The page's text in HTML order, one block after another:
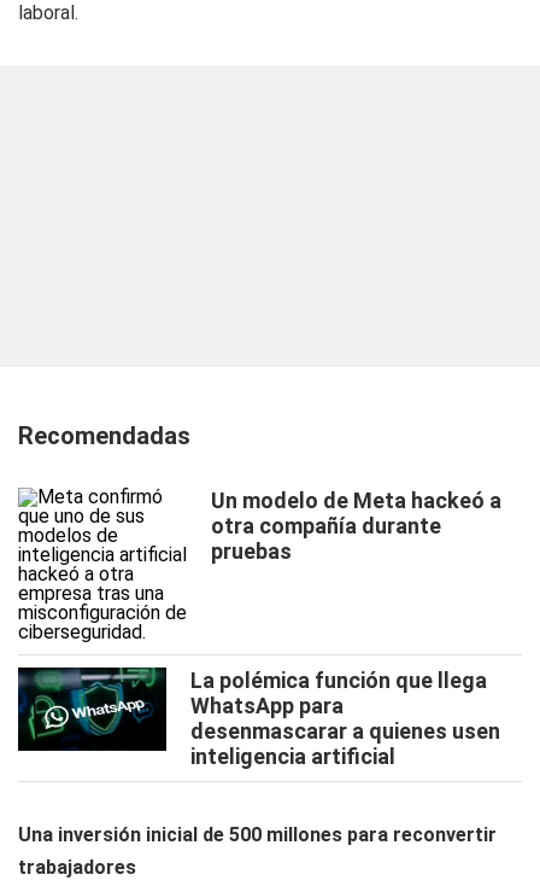
laboral.
Recomendadas
Un modelo de Meta hackeó a
otra compañía durante
pruebas
La polémica función que llega
WhatsApp para
desenmascarar a quienes usen
inteligencia artificial
Una inversión inicial de 500 millones para reconvertir
trabajadores